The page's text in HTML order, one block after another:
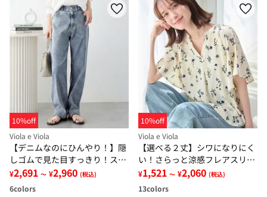
10%off
Viola e Viola
【デニムなのにひんやり！】隠
しゴムで見た目すっきり！スト
レッチ楽ちんデニム
¥2,691 ～ ¥2,960 (税込)
6colors
10%off
Viola e Viola
【選べる２丈】シワになりにく
い！さらっと涼感フレアスリー
ブブラウス
¥1,521 ～ ¥2,060 (税込)
13colors